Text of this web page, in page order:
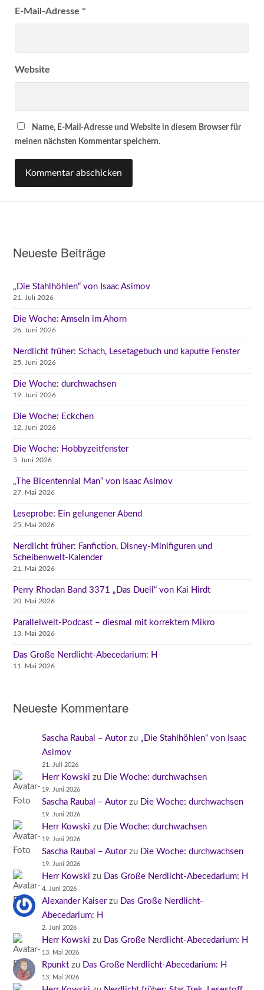
E-Mail-Adresse *
Website
Name, E-Mail-Adresse und Website in diesem Browser für
meinen nächsten Kommentar speichern.
Neueste Beiträge
„Die Stahlhöhlen“ von Isaac Asimov
21. Juli 2026
Die Woche: Amseln im Ahorn
26. Juni 2026
Nerdlicht früher: Schach, Lesetagebuch und kaputte Fenster
25. Juni 2026
Die Woche: durchwachsen
19. Juni 2026
Die Woche: Eckchen
12. Juni 2026
Die Woche: Hobbyzeitfenster
5. Juni 2026
„The Bicentennial Man“ von Isaac Asimov
27. Mai 2026
Leseprobe: Ein gelungener Abend
25. Mai 2026
Nerdlicht früher: Fanfiction, Disney-Minifiguren und
Scheibenwelt-Kalender
21. Mai 2026
Perry Rhodan Band 3371 „Das Duell“ von Kai Hirdt
20. Mai 2026
Parallelwelt-Podcast – diesmal mit korrektem Mikro
13. Mai 2026
Das Große Nerdlicht-Abecedarium: H
11. Mai 2026
Neueste Kommentare
Sascha Raubal – Autorzu „Die Stahlhöhlen“ von Isaac
Asimov
21. Juli 2026
Herr Kowski zu Die Woche: durchwachsen
19. Juni 2026
Sascha Raubal – Autorzu Die Woche: durchwachsen
19. Juni 2026
Herr Kowski zu Die Woche: durchwachsen
19. Juni 2026
Sascha Raubal – Autorzu Die Woche: durchwachsen
19. Juni 2026
Herr Kowski zu Das Große Nerdlicht-Abecedarium: H
4. Juni 2026
Alexander Kaiserzu Das Große Nerdlicht-
Abecedarium: H
2. Juni 2026
Herr Kowski zu Das Große Nerdlicht-Abecedarium: H
13. Mai 2026
Rpunkt zu Das Große Nerdlicht-Abecedarium: H
13. Mai 2026